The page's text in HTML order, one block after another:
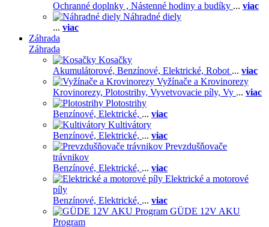
Ochranné doplnky , Nástenné hodiny a budíky ... viac
Náhradné diely
... viac
Záhrada
Záhrada
Kosačky
Akumulátorové, Benzínové, Elektrické, Robot ... viac
Vyžínače a Krovinorezy
Krovinorezy, Plotostrihy, Vyvetvovacie píly, Vy ... viac
Plotostrihy
Benzínové, Elektrické, ... viac
Kultivátory
Benzínové, Elektrické, ... viac
Prevzdušňovače
trávnikov
Benzínové, Elektrické, ... viac
Elektrické a motorové
píly
Benzínové, Elektrické, ... viac
GÜDE 12V AKU
Program